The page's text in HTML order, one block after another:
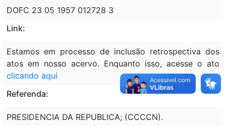
DOFC 23 05 1957 012728 3
Link:
Estamos em processo de inclusão retrospectiva dos
atos em nosso acervo. Enquanto isso, acesse o ato
clicando aqui
Referenda:
PRESIDENCIA DA REPUBLICA; (CCCCN).